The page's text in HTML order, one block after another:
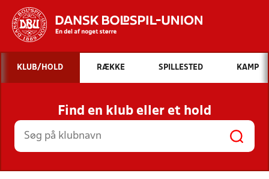
Hvad vil du søge efter?
INDHOLD OG NYHEDER
STILLINGER, RESULTATER, KLUBBER OG
HOLD
KLUB/HOLD RÆKKE SPILLESTED KAMP
Find en klub eller et hold